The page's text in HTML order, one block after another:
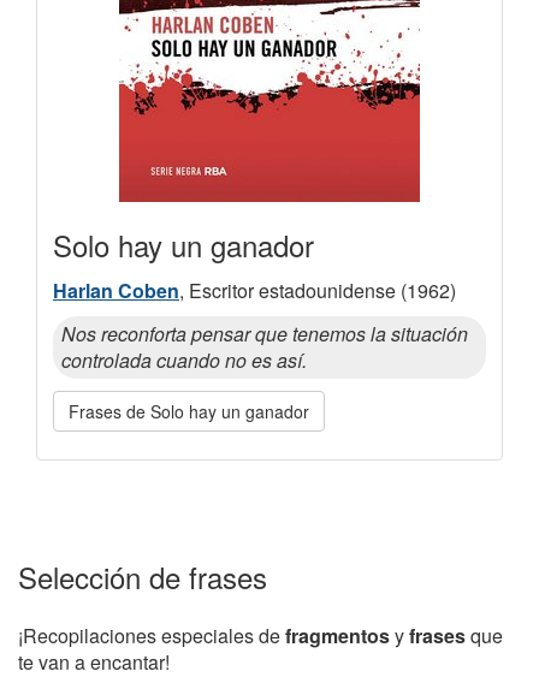
Solo hay un ganador
Harlan Coben, Escritor estadounidense (1962)
Nos reconforta pensar que tenemos la situación
controlada cuando no es así.
Frases de Solo hay un ganador
Selección de frases
¡Recopilaciones especiales defragmentosyfrasesque
te van a encantar!